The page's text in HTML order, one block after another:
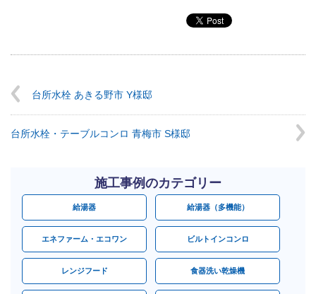
台所水栓 あきる野市 Y様邸
台所水栓・テーブルコンロ 青梅市 S様邸
施工事例のカテゴリー
給湯器 給湯器（多機能）
エネファーム・エコワン ビルトインコンロ
レンジフード 食器洗い乾燥機